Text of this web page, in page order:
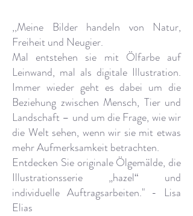
,,Meine Bilder handeln von Natur,
Freiheit und Neugier.
Mal entstehen sie mit Ölfarbe auf
Leinwand, mal als digitale Illustration.
Immer wieder geht es dabei um die
Beziehung zwischen Mensch, Tier und
Landschaft – und um die Frage, wie wir
die Welt sehen, wenn wir sie mit etwas
mehr Aufmerksamkeit betrachten.
Entdecken Sie originale Ölgemälde, die
Illustrationsserie „hazel“ und
individuelle Auftragsarbeiten." - Lisa
Elias